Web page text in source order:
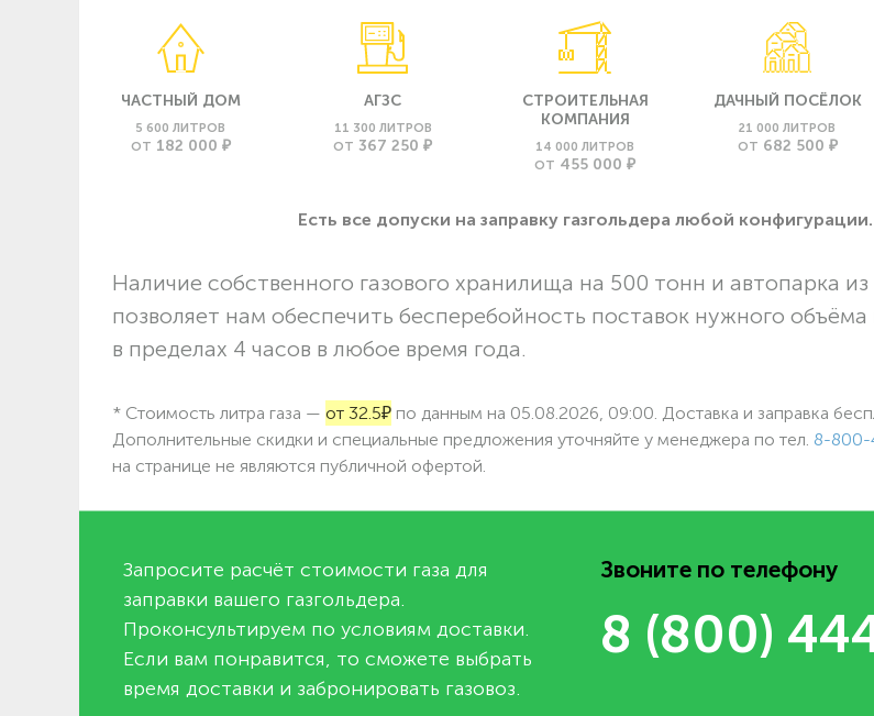
ЧАСТНЫЙ ДОМ
5 600 ЛИТРОВ
ОТ 182 000 ₽
АГЗС
11 300 ЛИТРОВ
ОТ 367 250 ₽
СТРОИТЕЛЬНАЯ
КОМПАНИЯ
14 000 ЛИТРОВ
ОТ 455 000 ₽
ДАЧНЫЙ ПОСЁЛОК
21 000 ЛИТРОВ
ОТ 682 500 ₽
Есть все допуски нa заправку газгольдера любой конфигурации.
Наличие собственного газового хранилища на 500 тонн и автопарка из
позволяет нам обеспечить бесперебойность поставок нужного объёма
в пределах 4 часов в любое время года.
* Стоимость литра газа — от 32.5₽ по данным на 05.08.2026, 09:00. Доставка и заправка
Дополнительные скидки и специальные предложения уточняйте у менеджера по тел. 8-800-
на странице не являются публичной офертой.
Запросите расчёт стоимости газа для
заправки вашего газгольдера.
Проконсультируем по условиям доставки.
Если вам понравится, то сможете выбрать
время доставки и забронировать газовоз.
Звоните по телефону
8 (800)